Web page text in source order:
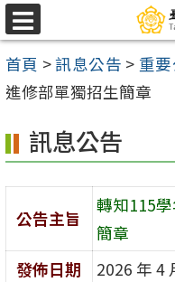
跳
至
主
要
容
區
選
單
首頁 >訊息公告 > 重
進修部單獨招生簡章
訊息公告
公告主旨
轉知115
簡章
發佈日期
2026 年 4